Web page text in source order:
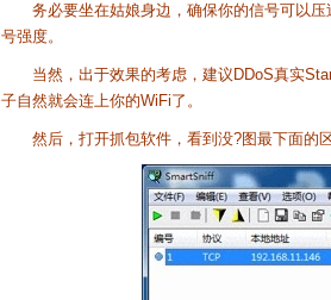
务必要坐在姑娘身边，确保你的信号可以压
号强度。
当然，出于效果的考虑，建议DDoS真实
子自然就会连上你的WiFi了。
然后，打开抓包软件，看到没?图最下面的区